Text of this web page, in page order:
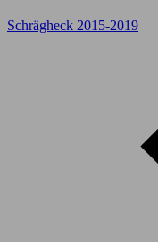
Schrägheck 2015-2019